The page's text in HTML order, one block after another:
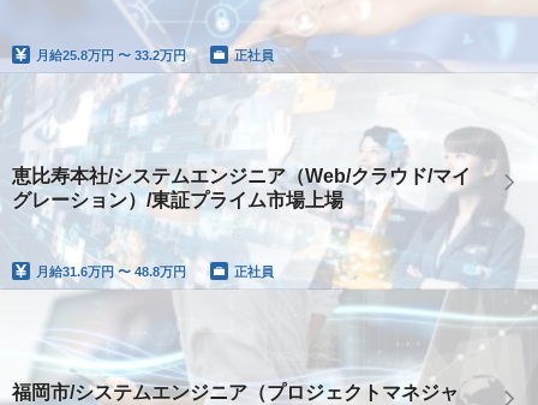
月給25.8万円 〜 33.2万円 正社員
恵比寿本社/システムエンジニア（Web/クラウド/マイ
グレーション）/東証プライム市場上場
月給31.6万円 〜 48.8万円 正社員
福岡市/システムエンジニア（プロジェクトマネジャ